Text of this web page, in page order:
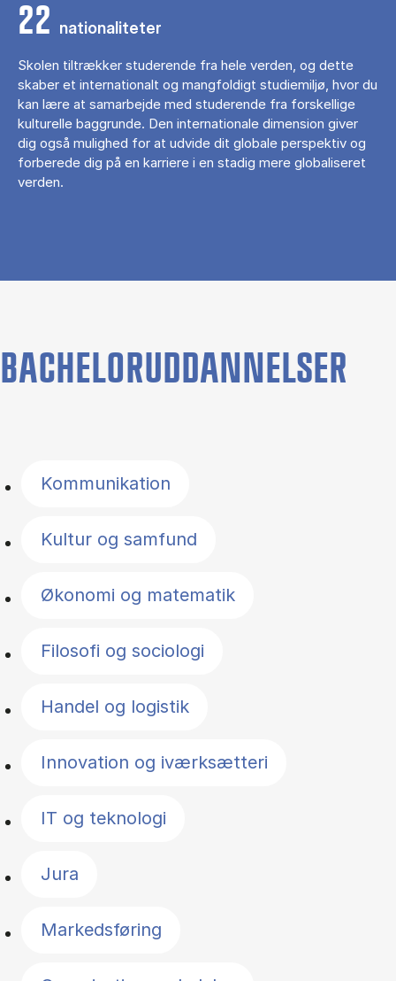
22 nationaliteter
Skolen tiltrækker studerende fra hele verden, og dette
skaber et internationalt og mangfoldigt studiemiljø, hvor du
kan lære at samarbejde med studerende fra forskellige
kulturelle baggrunde. Den internationale dimension giver
dig også mulighed for at udvide dit globale perspektiv og
forberede dig på en karriere i en stadig mere globaliseret
verden.
BACHELORUDDANNELSER
Kommunikation
Kultur og samfund
Økonomi og matematik
Filosofi og sociologi
Handel og logistik
Innovation og iværksætteri
IT og teknologi
Jura
Markedsføring